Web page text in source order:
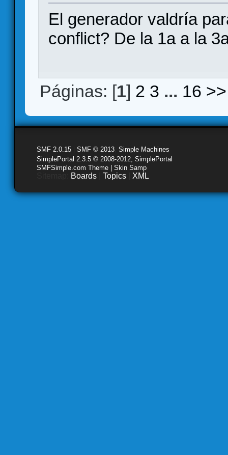
El generador valdría
conflict? De la 1a a la
Páginas: [1] 2 3 ... 16 >>
SMF 2.0.15 SMF © 2013 Simple Machines
SimplePortal 2.3.5 © 2008-2012, SimplePortal
SMFSimple.com Theme | Skin Samp
Boards Topics XML